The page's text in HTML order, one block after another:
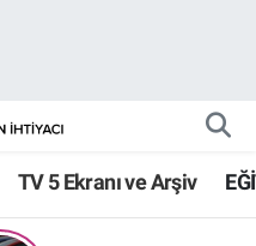
TV 5 Ekranı ve Arşiv